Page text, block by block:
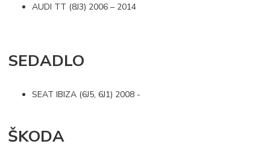
AUDI TT (8J3) 2006 – 2014
SEDADLO
SEAT IBIZA (6J5, 6J1) 2008 -
ŠKODA